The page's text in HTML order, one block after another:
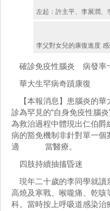
左起：許主平、李展潤、
李父對女兒的康復進度
確診免疫性腦炎 病發率
華大生罕病奇蹟康復
【本報消息】患腦炎的華
診為罕見的“自身免疫性腦
為救治過程中體現出仁伯
病的豁免機制非針對單一
適 當醫療。
四肢持續抽搐昏迷
現年二十歲的李同學就讀
高燒及寒戰、喉嚨痛、乾
科。當時按上呼吸道感染